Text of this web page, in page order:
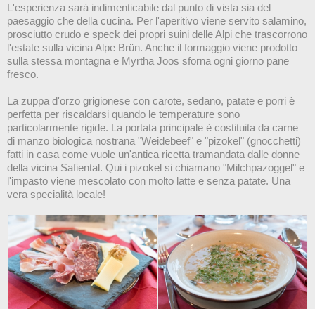
L'esperienza sarà indimenticabile dal punto di vista sia del
paesaggio che della cucina. Per l'aperitivo viene servito salamino,
prosciutto crudo e speck dei propri suini delle Alpi che trascorrono
l'estate sulla vicina Alpe Brün. Anche il formaggio viene prodotto
sulla stessa montagna e Myrtha Joos sforna ogni giorno pane
fresco.
La zuppa d'orzo grigionese con carote, sedano, patate e porri è
perfetta per riscaldarsi quando le temperature sono
particolarmente rigide. La portata principale è costituita da carne
di manzo biologica nostrana "Weidebeef" e "pizokel" (gnocchetti)
fatti in casa come vuole un'antica ricetta tramandata dalle donne
della vicina Safiental. Qui i pizokel si chiamano "Milchpazoggel" e
l'impasto viene mescolato con molto latte e senza patate. Una
vera specialità locale!